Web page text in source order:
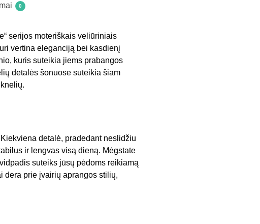
0
serijos moteriškais veliūriniais
vertina eleganciją bei kasdienį
kuris suteikia jiems prabangos
detalės šonuose suteikia šiam
detalė, pradedant neslidžiu
ir lengvas visą dieną. Mėgstate
suteiks jūsų pėdoms reikiamą
dera prie įvairių aprangos stilių,